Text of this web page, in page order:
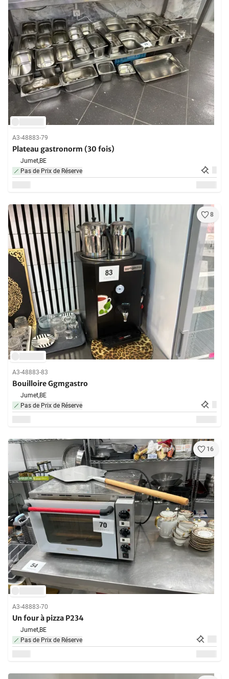
A3-48883-79
Plateau gastronorm (30 fois)
Jumet,BE
Pas de Prix de Réserve
8
A3-48883-83
Bouilloire Ggmgastro
Jumet,BE
Pas de Prix de Réserve
16
A3-48883-70
Un four à pizza P234
Jumet,BE
Pas de Prix de Réserve